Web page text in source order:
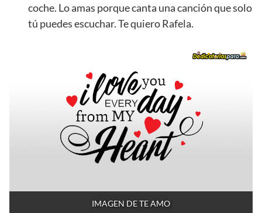
coche. Lo amas porque canta una canción que solo
tú puedes escuchar. Te quiero Rafela.
IMAGEN DE TE AMO